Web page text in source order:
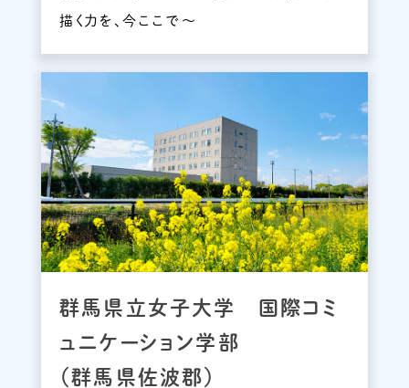
描く力を、今ここで～
群馬県立女子大学 国際コミ
ュニケーション学部
（群馬県佐波郡）